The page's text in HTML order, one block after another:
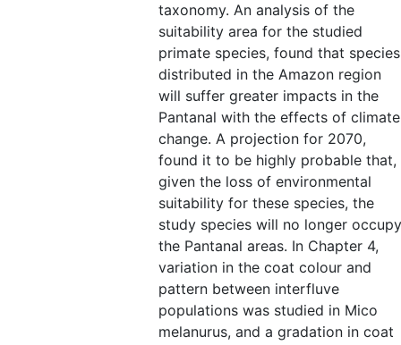
taxonomy. An analysis of the
suitability area for the studied
primate species, found that species
distributed in the Amazon region
will suffer greater impacts in the
Pantanal with the effects of climate
change. A projection for 2070,
found it to be highly probable that,
given the loss of environmental
suitability for these species, the
study species will no longer occupy
the Pantanal areas. In Chapter 4,
variation in the coat colour and
pattern between interfluve
populations was studied in Mico
melanurus, and a gradation in coat